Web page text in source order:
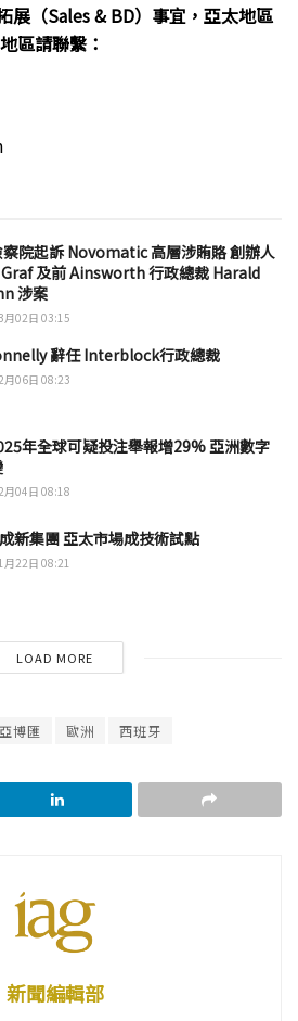
展（Sales & BD）事宜，亞太地區
區請聯繫：
察院起訴 Novomatic 高層涉賄賂 創辦人
及前 Ainsworth 行政總裁 Harald
涉案
02日 03:15
辭任 Interblock行政總裁
06日 08:23
年全球可疑投注舉報增29% 亞洲數字
04日 08:18
新集團 亞太市場成技術試點
22日 08:21
LOAD MORE
亞博匯 歐洲 西班牙
新聞編輯部